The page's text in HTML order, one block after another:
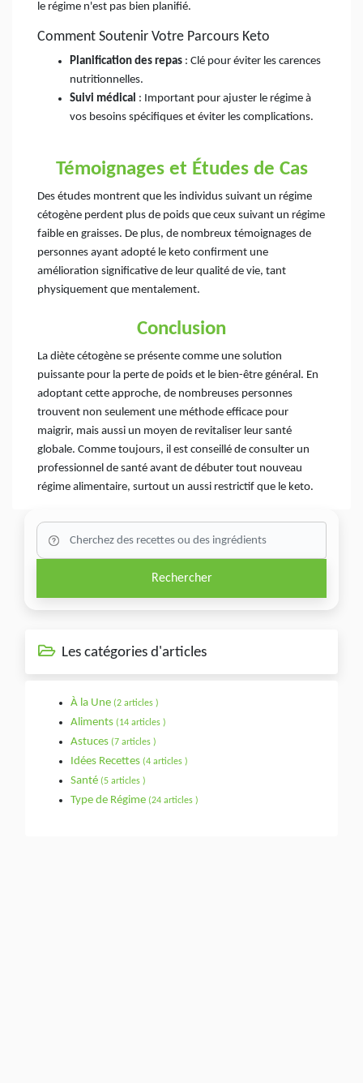
le régime n'est pas bien planifié.
Comment Soutenir Votre Parcours Keto
Planification des repas : Clé pour éviter les carences
nutritionnelles.
Suivi médical : Important pour ajuster le régime à
vos besoins spécifiques et éviter les complications.
Témoignages et Études de Cas
Des études montrent que les individus suivant un régime
cétogène perdent plus de poids que ceux suivant un régime
faible en graisses. De plus, de nombreux témoignages de
personnes ayant adopté le keto confirment une
amélioration significative de leur qualité de vie, tant
physiquement que mentalement.
Conclusion
La diète cétogène se présente comme une solution
puissante pour la perte de poids et le bien-être général. En
adoptant cette approche, de nombreuses personnes
trouvent non seulement une méthode efficace pour
maigrir, mais aussi un moyen de revitaliser leur santé
globale. Comme toujours, il est conseillé de consulter un
professionnel de santé avant de débuter tout nouveau
régime alimentaire, surtout un aussi restrictif que le keto.
Rechercher
Les catégories d'articles
À la Une (2 articles )
Aliments (14 articles )
Astuces (7 articles )
Idées Recettes (4 articles )
Santé (5 articles )
Type de Régime (24 articles )